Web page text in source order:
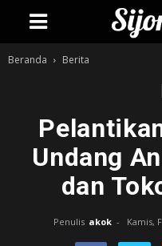
Beranda Berita
Undang
dan
Penulis akok - Kamis,